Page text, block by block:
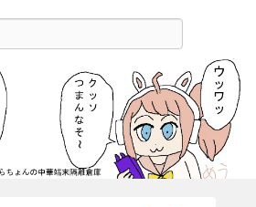
の中華端末隔離倉庫
る検索バーを消してくれたサイトです。